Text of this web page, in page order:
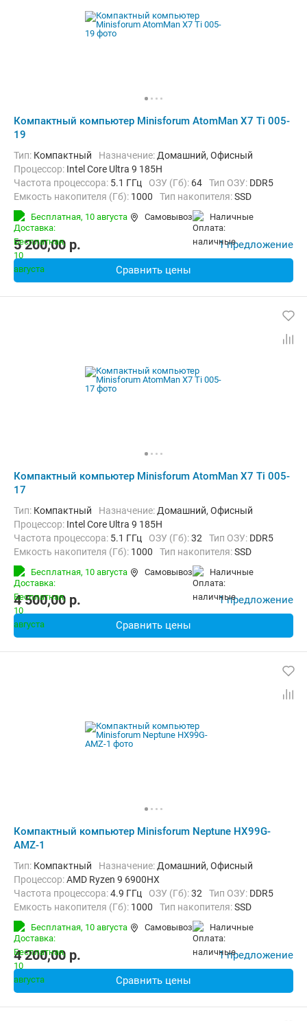
Компактный компьютер Minisforum AtomMan X7 Ti 005-
19
Тип: Компактный Назначение: Домашний, Офисный
Процессор: Intel Core Ultra 9 185H
Частота процессора: 5.1 ГГц ОЗУ (Гб): 64 Тип ОЗУ: DDR5
Емкость накопителя (Гб): 1000 Тип накопителя:SSD
Видеоадаптер:
Операционная система:
без ОС
Бесплатная, 10 августа Самовывоз наличные
5 200,00 p. 1 предложение
Сравнить цены
Компактный компьютер Minisforum AtomMan X7 Ti 005-
17
Тип: Компактный Назначение: Домашний, Офисный
Процессор: Intel Core Ultra 9 185H
Частота процессора: 5.1 ГГц ОЗУ (Гб):32 Тип ОЗУ: DDR5
Емкость накопителя (Гб): 1000 Тип накопителя:SSD
Видеоадаптер:
Операционная система:
без ОС
Бесплатная, 10 августа Самовывоз наличные
4 500,00 p. 1 предложение
Сравнить цены
Компактный компьютер Minisforum Neptune HX99G-
AMZ-1
Тип: Компактный Назначение: Домашний, Офисный
Процессор:AMD Ryzen 9 6900HX
Частота процессора:4.9 ГГц ОЗУ (Гб):32 Тип ОЗУ: DDR5
Емкость накопителя (Гб): 1000 Тип накопителя:SSD
Видеоадаптер:
Операционная система:
Windows 11
Бесплатная, 10 августа Самовывоз наличные
4 200,00 p. 1 предложение
Сравнить цены